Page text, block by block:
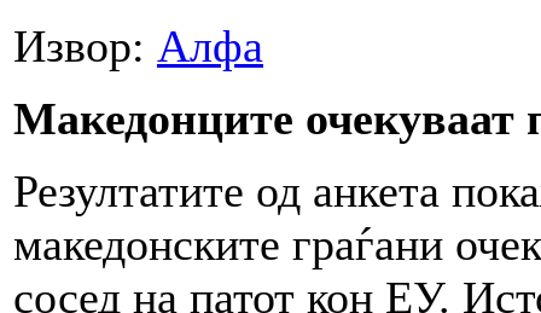
Извор: Алфа
Македонците очекуваат
Резултатите од анкета
македонските граѓани
сосед на патот кон ЕУ.